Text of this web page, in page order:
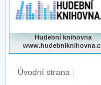
Hudební knihovna
Úvodní strana |